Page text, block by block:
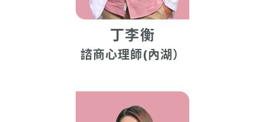
丁李衡
諮商心理師(內湖）